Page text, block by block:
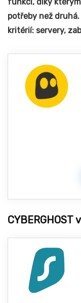
potřeby než
kritérií: servery,
CYBERGHOST